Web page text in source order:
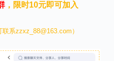
，限时10元即可加入
联系zzxz_88@163.com）